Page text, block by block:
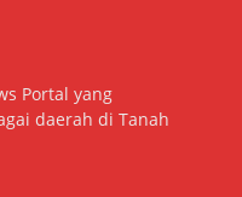
Portal yang
daerah di Tanah